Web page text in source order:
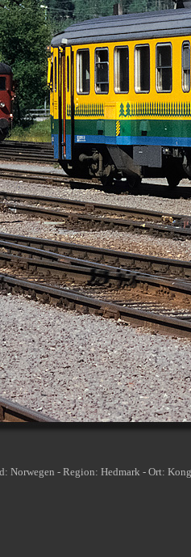
Norwegen - Region: Hedmark - Ort: